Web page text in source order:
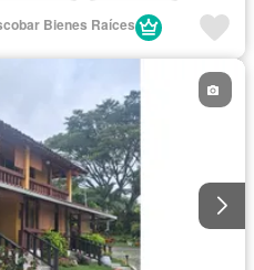
Electricidad
Jacuzzi
Bienes Raíces